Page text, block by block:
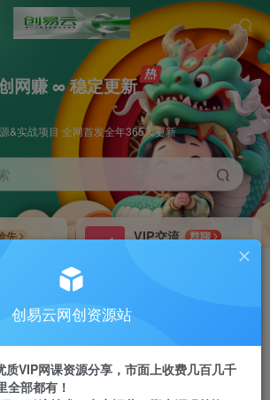
网赚 ∞ 稳定更新
&实战项目 全网首发全年365天更新
先
VIP交流
群聊
研究探讨更多创业项目路子。
链接
APP下载
GO
创易云网创资源站
质VIP网课资源分享，市面上收费几百几千
全部都有！